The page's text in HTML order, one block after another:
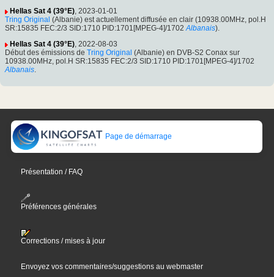
Hellas Sat 4 (39°E), 2023-01-01
Tring Original (Albanie) est actuellement diffusée en clair (10938.00MHz, pol.H
SR:15835 FEC:2/3 SID:1710 PID:1701[MPEG-4]/1702 Albanais).
Hellas Sat 4 (39°E), 2022-08-03
Début des émissions de Tring Original (Albanie) en DVB-S2 Conax sur
10938.00MHz, pol.H SR:15835 FEC:2/3 SID:1710 PID:1701[MPEG-4]/1702
Albanais.
Page de démarrage
Présentation / FAQ
Préférences générales
Corrections / mises à jour
Envoyez vos commentaires/suggestions au webmaster